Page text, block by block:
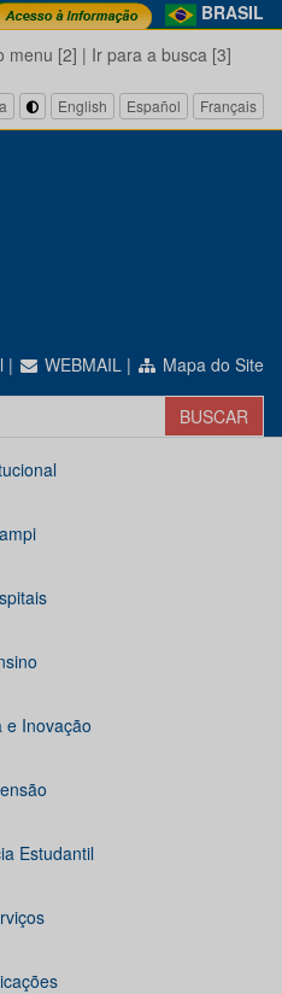
BRASIL
menu [2] | Ir para a busca [3]
a English Español Français
| WEBMAIL | Mapa do Site
e Inovação
Estudantil